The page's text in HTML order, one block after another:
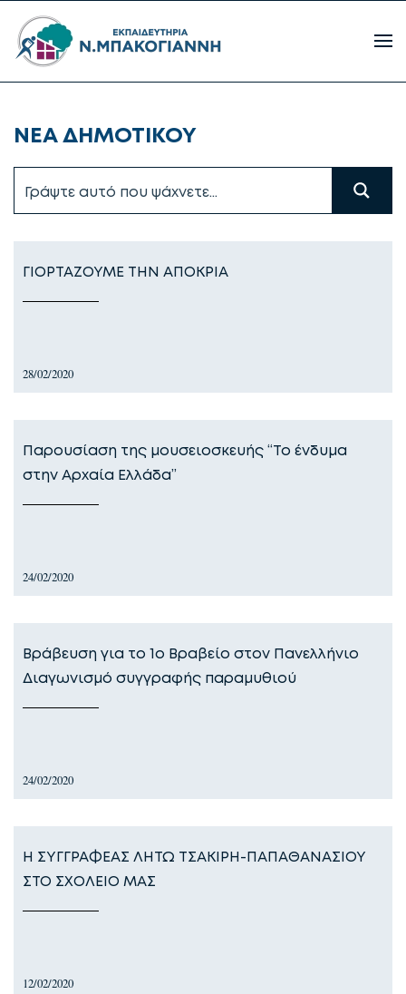
ΝΕΑ ΔΗΜΟΤΙΚΟΥ
ΓΙΟΡΤΑΖΟΥΜΕ ΤΗΝ ΑΠΟΚΡΙΑ
28/02/2020
Παρουσίαση της μουσειοσκευής “Το ένδυμα
στην Αρχαία Ελλάδα”
24/02/2020
Βράβευση για το 1ο Βραβείο στον Πανελλήνιο
Διαγωνισμό συγγραφής παραμυθιού
24/02/2020
Η ΣΥΓΓΡΑΦΕΑΣ ΛΗΤΩ ΤΣΑΚΙΡΗ-ΠΑΠΑΘΑΝΑΣΙΟΥ
ΣΤΟ ΣΧΟΛΕΙΟ ΜΑΣ
12/02/2020